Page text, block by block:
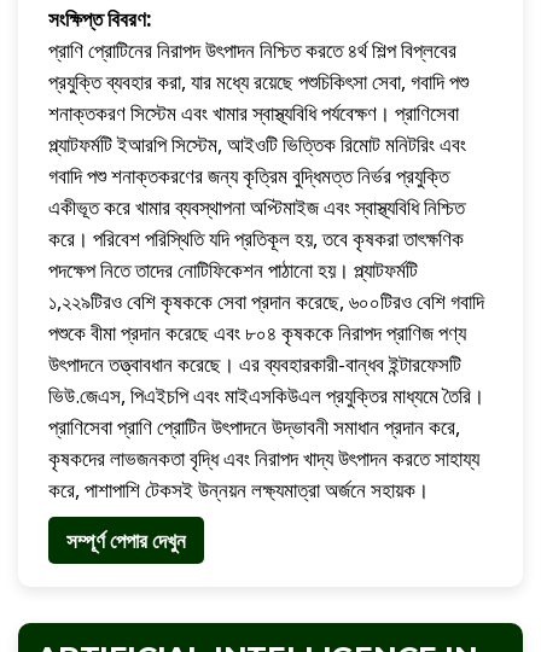
সংক্ষিপ্ত বিবরণ:
প্রাণি প্রোটিনের নিরাপদ উৎপাদন নিশ্চিত করতে ৪র্থ শিল্প বিপ্লবের
প্রযুক্তি ব্যবহার করা, যার মধ্যে রয়েছে পশুচিকিৎসা সেবা, গবাদি পশু
শনাক্তকরণ সিস্টেম এবং খামার স্বাস্থ্যবিধি পর্যবেক্ষণ। প্রাণিসেবা
প্ল্যাটফর্মটি ইআরপি সিস্টেম, আইওটি ভিত্তিক রিমোট মনিটরিং এবং
গবাদি পশু শনাক্তকরণের জন্য কৃত্রিম বুদ্ধিমত্ত নির্ভর প্রযুক্তি
একীভূত করে খামার ব্যবস্থাপনা অপ্টিমাইজ এবং স্বাস্থ্যবিধি নিশ্চিত
করে। পরিবেশ পরিস্থিতি যদি প্রতিকূল হয়, তবে কৃষকরা তাৎক্ষণিক
পদক্ষেপ নিতে তাদের নোটিফিকেশন পাঠানো হয়। প্ল্যাটফর্মটি
১,২২৯টিরও বেশি কৃষককে সেবা প্রদান করেছে, ৬০০টিরও বেশি গবাদি
পশুকে বীমা প্রদান করেছে এবং ৮০৪ কৃষককে নিরাপদ প্রাণিজ পণ্য
উৎপাদনে তত্ত্বাবধান করেছে। এর ব্যবহারকারী-বান্ধব ইন্টারফেসটি
ভিউ.জেএস, পিএইচপি এবং মাইএসকিউএল প্রযুক্তির মাধ্যমে তৈরি।
প্রাণিসেবা প্রাণি প্রোটিন উৎপাদনে উদ্ভাবনী সমাধান প্রদান করে,
কৃষকদের লাভজনকতা বৃদ্ধি এবং নিরাপদ খাদ্য উৎপাদন করতে সাহায্য
করে, পাশাপাশি টেকসই উন্নয়ন লক্ষ্যমাত্রা অর্জনে সহায়ক।
সম্পূর্ণ পেপার দেখুন